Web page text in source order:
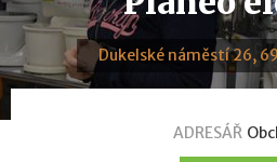
Dukelské náměstí 26,
ADRESÁŘ